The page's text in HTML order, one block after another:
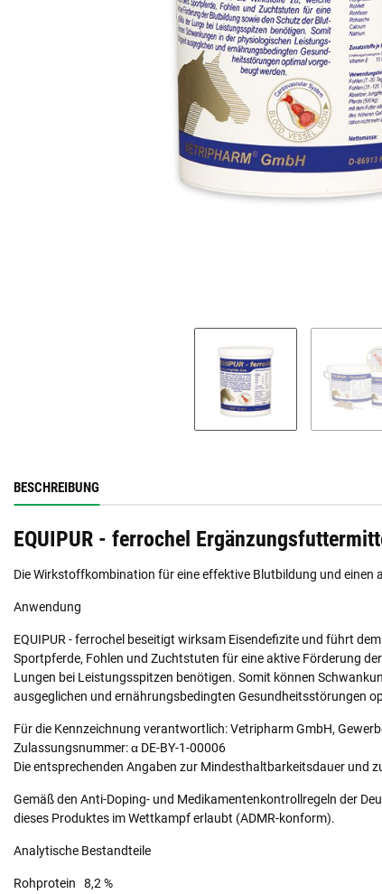
BESCHREIBUNG
EQUIPUR - ferrochel
Die Wirkstoffkombination für eine effektive Blutbildung und einen
Anwendung
EQUIPUR - ferrochel beseitigt wirksam Eisendefizite und führt
Sportpferde, Fohlen und Zuchtstuten für eine aktive Förderung
Lungen bei Leistungsspitzen benötigen. Somit können
ausgeglichen und ernährungsbedingten Gesundheitsstörungen
Für die Kennzeichnung verantwortlich: Vetripharm GmbH,
Zulassungsnummer: α DE-BY-1-00006
Die entsprechenden Angaben zur Mindesthaltbarkeitsdauer und
Gemäß den Anti-Doping- und Medikamentenkontrollregeln der
dieses Produktes im Wettkampf erlaubt (ADMR-konform).
Analytische Bestandteile
Rohprotein 8,2 %